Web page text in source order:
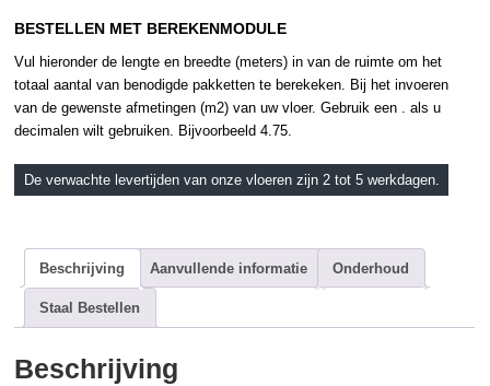
BESTELLEN MET BEREKENMODULE
Vul hieronder de lengte en breedte (meters) in van de ruimte om het
totaal aantal van benodigde pakketten te berekeken. Bij het invoeren
van de gewenste afmetingen (m2) van uw vloer. Gebruik een . als u
decimalen wilt gebruiken. Bijvoorbeeld 4.75.
De verwachte levertijden van onze vloeren zijn 2 tot 5 werkdagen.
Beschrijving Aanvullende informatie Onderhoud
Staal Bestellen
Beschrijving